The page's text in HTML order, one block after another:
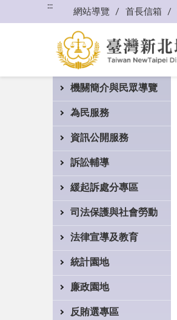
:::
網站導覽 首長信箱
機關簡介與民眾導覽
為民服務
資訊公開服務
訴訟輔導
緩起訴處分專區
司法保護與社會勞動
法律宣導及教育
統計園地
廉政園地
反賄選專區